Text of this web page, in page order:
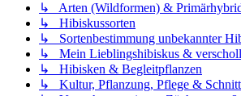
↳ Arten (Wildformen) &
↳ Hibiskussorten
↳ Sortenbestimmung unbekannter
↳ Mein Lieblingshibiskus &
↳ Hibisken & Begleitpflanzen
↳ Kultur, Pflanzung, Pflege & Schnitt